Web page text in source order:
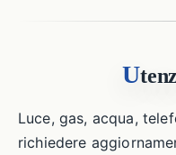
U
Luce, gas, acqua,
richiedere